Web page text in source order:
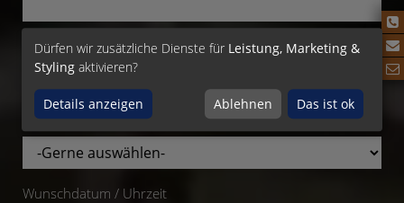
Ihre E-Mail*
Ich wünsche einen Beratungstermin:
Wunschdatum / Uhrzeit
Dürfen wir zusätzliche Dienste für Leistung, Marketing &
Styling aktivieren?
Details anzeigen Ablehnen Das ist ok